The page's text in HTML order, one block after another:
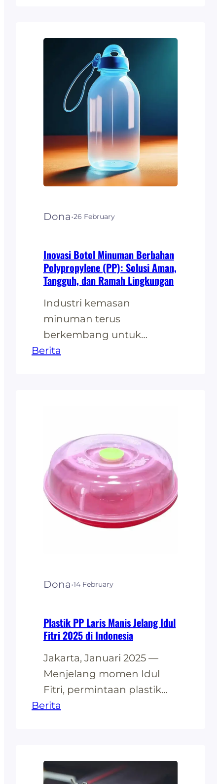
keberlanjutan. Sebagai
salah satu jenis plastik
yang serbaguna dan
ramahlingkungan
dibandingkan plastik
menawarkan berbagai
manfaat yang signifikan
bagiindustri pertanian
modern. Keunggulan
Agrikultur Polipropilena
yang ringan, tahan lama,
dan tahan terhadap suhu
ekstrem.…
Dona·26 February
Inovasi Botol Minuman Berbahan
Polypropylene (PP): Solusi Aman,
Tangguh, dan Ramah Lingkungan
Industri kemasan
minuman terus
berkembang untuk
memenuhi kebutuhan
adalah Polypropylene (PP).
Material ini memberikan
kombinasi sempurna
antara kekuatan,
keamanan, dan
keberlanjutan. Dari botol
menjadi pilihan utama
konsumen. Jika…
Berita
Dona·14 February
Plastik PP Laris Manis Jelang Idul
Fitri 2025 di Indonesia
Jakarta, Januari 2025 —
Menjelang momen Idul
Fitri, permintaan plastik
polypropylene (PP)
yang ringan, kuat, dan
Berita